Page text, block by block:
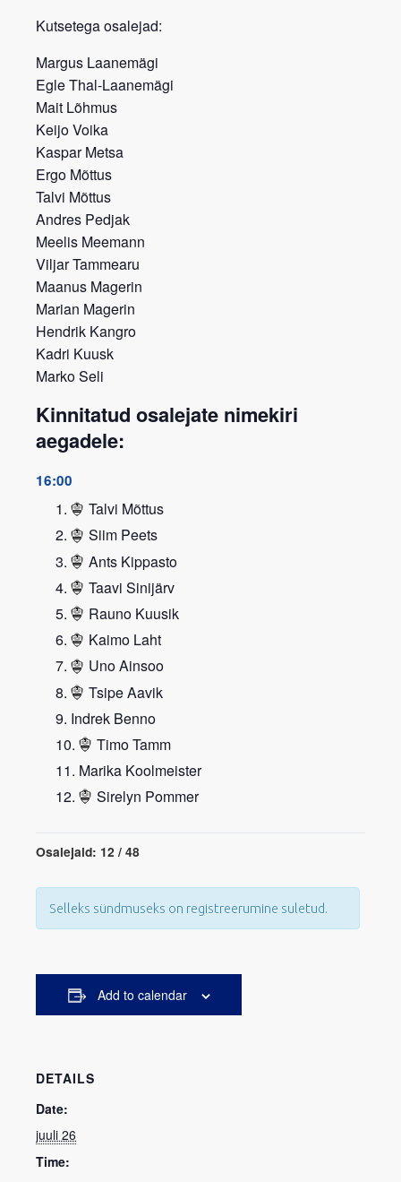
Kutsetega osalejad:
Margus Laanemägi
Egle Thal-Laanemägi
Mait Lõhmus
Keijo Voika
Kaspar Metsa
Ergo Mõttus
Talvi Mõttus
Andres Pedjak
Meelis Meemann
Viljar Tammearu
Maanus Magerin
Marian Magerin
Hendrik Kangro
Kadri Kuusk
Marko Seli
Kinnitatud osalejate nimekiri
aegadele:
16:00
Talvi Mõttus
Siim Peets
Ants Kippasto
Taavi Sinijärv
Rauno Kuusik
Kaimo Laht
Uno Ainsoo
Tsipe Aavik
Indrek Benno
Timo Tamm
Marika Koolmeister
Sirelyn Pommer
Osalejaid: 12 / 48
Selleks sündmuseks on registreerumine suletud.
Add to calendar
DETAILS
Date:
juuli 26
Time: